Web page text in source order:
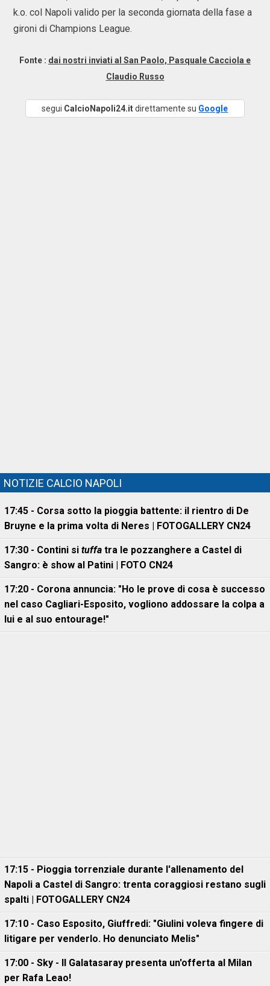
k.o. col Napoli valido per la seconda giornata della fase a
gironi di Champions League.
Fonte : dai nostri inviati al San Paolo, Pasquale Cacciola e
Claudio Russo
segui CalcioNapoli24.itdirettamente su Google
NOTIZIE CALCIO NAPOLI
17:45 - Corsa sotto la pioggia battente: il rientro di De
Bruyne e la prima volta di Neres | FOTOGALLERY CN24
17:30 - Contini si tuffa tra le pozzanghere a Castel di
Sangro: è show al Patini | FOTO CN24
17:20 - Corona annuncia: "Ho le prove di cosa è successo
nel caso Cagliari-Esposito, vogliono addossare la colpa a
lui e al suo entourage!"
17:15 - Pioggia torrenziale durante l'allenamento del
Napoli a Castel di Sangro: trenta coraggiosi restano sugli
spalti | FOTOGALLERY CN24
17:10 - Caso Esposito, Giuffredi: "Giulini voleva fingere di
litigare per venderlo. Ho denunciato Melis"
17:00 - Sky - Il Galatasaray presenta un'offerta al Milan
per Rafa Leao!